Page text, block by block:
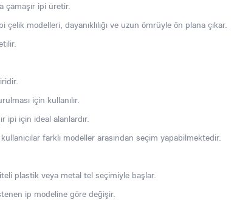
çamaşır ipi üretir.
çelik modelleri, dayanıklılığı ve uzun ömrüyle ön plana çıkar.
için kullanılır.
ipi için ideal alanlardır.
farklı modeller arasından seçim yapabilmektedir.
plastik veya metal tel seçimiyle başlar.
ip modeline göre değişir.